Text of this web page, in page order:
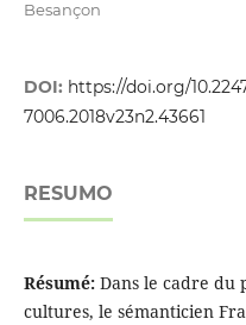
Besançon
DOI: https://doi.org/
7006.2018v23n2.43661
RESUMO
Résumé: Dans le cadre du
cultures, le sémanticien